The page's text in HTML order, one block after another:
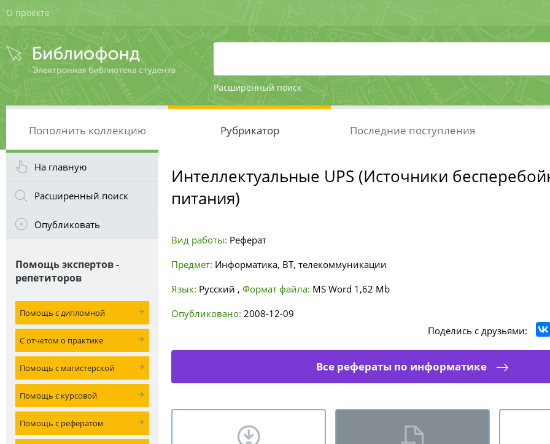
О проекте
Расширенный поиск
Пополнить коллекцию Рубрикатор Последние поступления
На главную
Расширенный поиск
Опубликовать
Помощь экспертов -
репетиторов
Помощь с дипломной
С отчетом о практике
Помощь с магистерской
Помощь с курсовой
Помощь с рефератом
Интеллектуальные UPS (Источники
питания)
Вид работы: Реферат
Предмет: Информатика, ВТ, телекоммуникации
Язык: Русский , Формат файла: MS Word 1,62 Mb
Опубликовано: 2008-12-09
Поделись с друзьями:
Все рефераты по информатике